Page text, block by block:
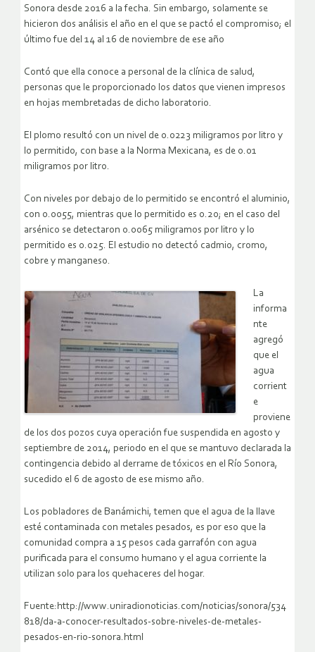
Sonora desde 2016 a la fecha. Sin embargo, solamente se
hicieron dos análisis el año en el que se pactó el compromiso; el
último fue del 14 al 16 de noviembre de ese año
Contó que ella conoce a personal de la clínica de salud,
personas que le proporcionado los datos que vienen impresos
en hojas membretadas de dicho laboratorio.
El plomo resultó con un nivel de 0.0223 miligramos por litro y
lo permitido, con base a la Norma Mexicana, es de 0.01
miligramos por litro.
Con niveles por debajo de lo permitido se encontró el aluminio,
con 0.0055, mientras que lo permitido es 0.20; en el caso del
arsénico se detectaron 0.0065 miligramos por litro y lo
permitido es 0.025. El estudio no detectó cadmio, cromo,
cobre y manganeso.
La
informa
nte
agregó
que el
agua
corrient
e
proviene
de los dos pozos cuya operación fue suspendida en agosto y
septiembre de 2014, periodo en el que se mantuvo declarada la
contingencia debido al derrame de tóxicos en el Río Sonora,
sucedido el 6 de agosto de ese mismo año.
Los pobladores de Banámichi, temen que el agua de la llave
esté contaminada con metales pesados, es por eso que la
comunidad compra a 15 pesos cada garrafón con agua
purificada para el consumo humano y el agua corriente la
utilizan solo para los quehaceres del hogar.
Fuente:http://www.uniradionoticias.com/noticias/sonora/534
818/da-a-conocer-resultados-sobre-niveles-de-metales-
pesados-en-rio-sonora.html